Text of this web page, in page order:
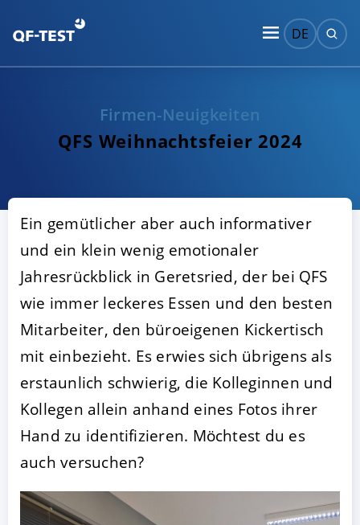
DE
Firmen-Neuigkeiten
QFS Weihnachtsfeier 2024
Ein gemütlicher aber auch informativer
und ein klein wenig emotionaler
Jahresrückblick in Geretsried, der bei QFS
wie immer leckeres Essen und den besten
Mitarbeiter, den büroeigenen Kickertisch
mit einbezieht. Es erwies sich übrigens als
erstaunlich schwierig, die Kolleginnen und
Kollegen allein anhand eines Fotos ihrer
Hand zu identifizieren. Möchtest du es
auch versuchen?